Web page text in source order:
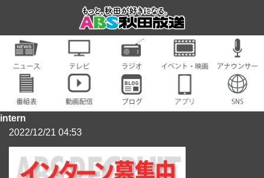
intern
2022/12/21 04:53